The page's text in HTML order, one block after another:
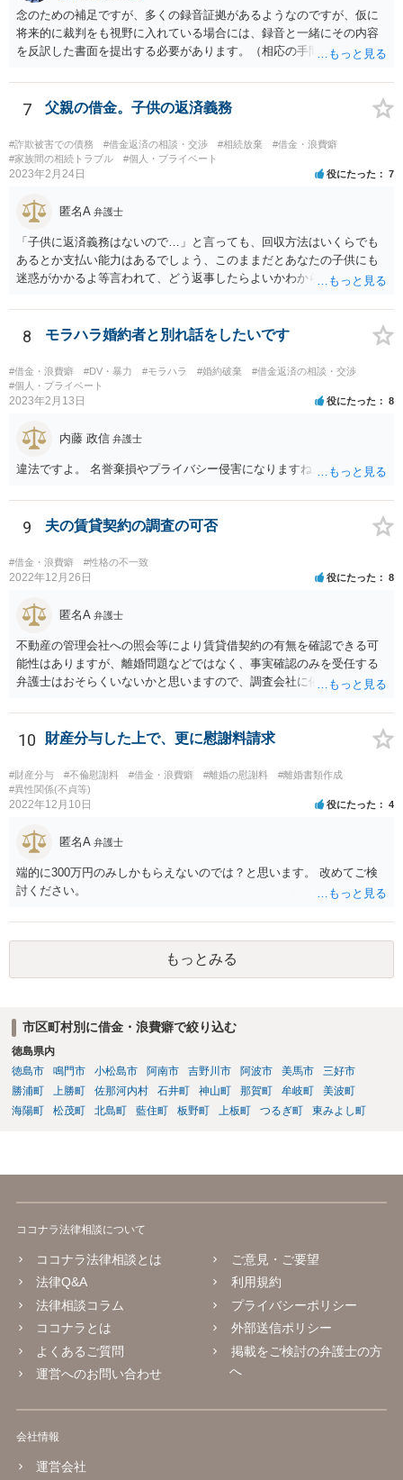
念のための補足ですが、多くの録音証拠があるようなのですが、仮に
将来的に裁判をも視野に入れている場合には、録音と一緒にその内容
を反訳した書面を提出する必要があります。（相応の手間と費用がか
るような合理的説明が必要とはなりますので、そのようなことが十分
に可能かどうかについて、一度は弁護士に直接相談なさった方がよい
回数なども含め）認めて自白するような場合には、貴方において立証
する必要はなくなります。
7 父親の借金。子供の返済義務
#詐欺被害での債務 #借金返済の相談・交渉 #相続放棄
#借金・浪費癖
#家族間の相続トラブル
#個人・プライベート
2023年2月24日 役にたった 7
匿名A 弁護士
「子供に返済義務はないので…」と言っても、回収方法はいくらでも
あるとか支払い能力はあるでしょう、このままだとあなたの子供にも
迷惑がかかるよ等言われて、どう返事したらよいかわからず、お金を
るので… 無視です。 電話も手紙も拒否でよいです。 しつこければ警
察に相談（詐欺の方で無く脅されていると相談）でよいです。
8 モラハラ婚約者と別れ話をしたいです
#借金・浪費癖 #DV・暴力 #モラハラ #婚約破棄
#借金返済の相談・交渉
#個人・プライベート
2023年2月13日 役にたった 8
内藤 政信 弁護士
違法ですよ。 名誉棄損やプライバシー侵害になりますね。
9 夫の賃貸契約の調査の可否
#借金・浪費癖 #性格の不一致
2022年12月26日 役にたった 8
匿名A 弁護士
不動産の管理会社への照会等により賃貸借契約の有無を確認できる可
能性はありますが、離婚問題などではなく、事実確認のみを受任する
弁護士はおそらくいないかと思いますので、調査会社に依頼した方が
10 財産分与した上で、更に慰謝料請求
#財産分与 #不倫慰謝料 #借金・浪費癖 #離婚の慰謝料
#離婚書類作成
#異性関係(不貞等)
2022年12月10日 役にたった 4
匿名A 弁護士
端的に300万円のみしかもらえないのでは？と思います。 改めてご検
討ください。
もっとみる
市区町村別に借金・浪費癖で絞り込む
徳島県内
徳島市
鳴門市 小松島市 阿南市 吉野川市 阿波市 美馬市
三好市
勝浦町
上勝町 佐那河内村 石井町 神山町 那賀町 牟岐町
美波町
海陽町
松茂町 北島町 藍住町 板野町 上板町 つるぎ町 東みよし町
ココナラ法律相談について
ココナラ法律相談とは
法律Q&A
法律相談コラム
ココナラとは
よくあるご質問
運営へのお問い合わせ
ご意見・ご要望
利用規約
プライバシーポリシー
外部送信ポリシー
掲載をご検討の弁護士の方
へ
会社情報
運営会社